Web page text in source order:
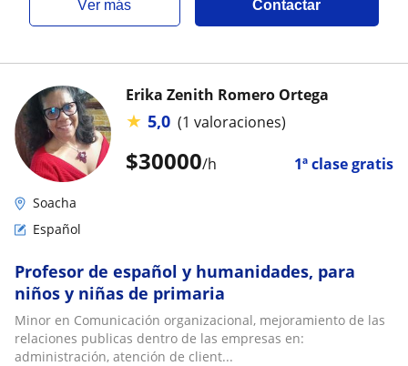
ver más Contactar
$30000/h 1ª clase gratis
Erika Zenith Romero Ortega
★ 5,0 (1 valoraciones)
Soacha
Español
Profesor de español y humanidades, para
niños y niñas de primaria
Minor en Comunicación organizacional, mejoramiento de las
relaciones publicas dentro de las empresas en:
administración, atención de client...